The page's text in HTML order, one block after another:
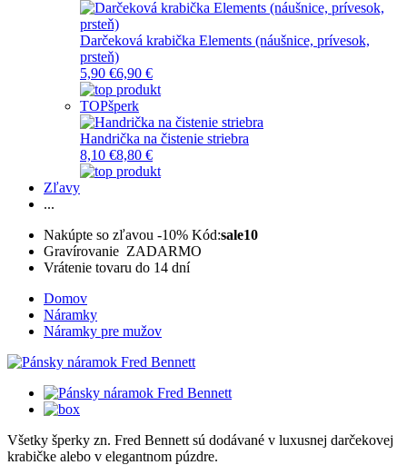
Darčeková krabička Elements (náušnice, prívesok,
prsteň)
5,90 €6,90 €
TOPšperk
Handrička na čistenie striebra
8,10 €8,80 €
Zľavy
...
Nakúpte so zľavou -10% Kód:sale10
Gravírovanie ZADARMO
Vrátenie tovaru do 14 dní
Domov
Náramky
Náramky pre mužov
Všetky šperky zn. Fred Bennett sú dodávané v luxusnej darčekovej
krabičke alebo v elegantnom púzdre.